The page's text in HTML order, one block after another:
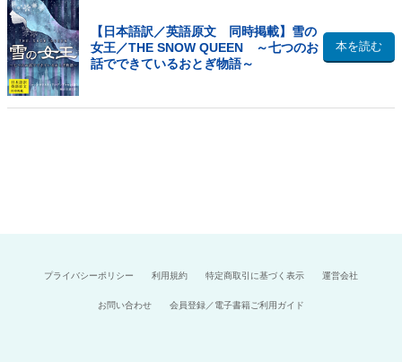
ある雪の日、どこからか雪の女王が現れて、彼をその場から連れ去ってし
まってしまいます。
ゲルタは、春になるとカイを探しに出かけるのです――。
世代を超えて長く愛されるアンデルセン童話の1つ『雪の女王』。
本書では、英語原文と日本語訳を同時に掲載しています。
作品を楽しみながら英語の学習にも役立ちます。
Woman's Who Understood Witchcraft
７．【日本語訳】第四のお話 王子と王女
【日本語訳／英語原文 同時掲載】雪の
女王／THE SNOW QUEEN ～七つのお
話でできているおとぎ物語～
本を読む
プライバシーポリシー 利用規約 特定商取引に基づく表示 運営会社
お問い合わせ 会員登録／電子書籍ご利用ガイド